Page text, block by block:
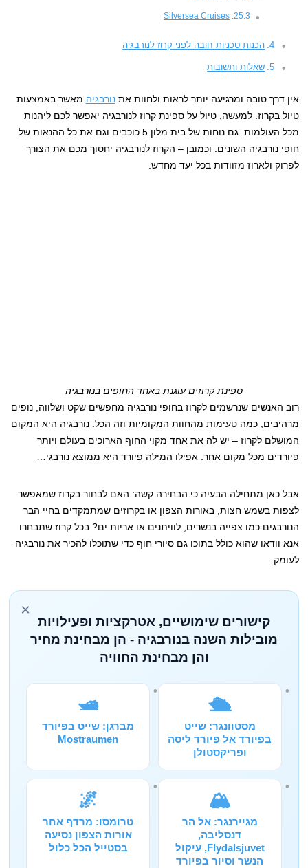
Silversea Cruises
הכנות טכניות חובה לפני קרוז לנורבגיה
שאלות ותשובות
אין דרך טובה ומרגיעה יותר לראות ולחוות אתנורבגיה מאשר באמצעות
טיול בקרוז. למעשה, טיול על ספינת קרוז לנורבגיה יאפשר לכם ליהנות
מכל העולמות: גם נוחות של בית מלון 5 כוכבים וגם את כל ההנאות של
חופי נורבגיה השונים. וכמובן – הקרוז לנורבגיה יחסוך מכם את הצורך
לפרוק ולארוז מזוודות בכל יעד מחדש.
ספינת קרוזים עוגנת באחד החופים בנורבגיה
רוב האנשים שנרשמים לקרוז בחופי נורבגיה מחפשים שקט ושלווה, נופים
מרהיבים, כמה טעימות מהחוות המקומיות וזה הכל. נורבגיה היא המקום
המושלם לקרוז – יש לה את אחד מקוי החוף הארוכים בעולם ויותר
פיורדים מכל מקום אחר. אפילו המילה פיורד היא ממוצא נורבגי…
אבל כאן מתחילה הבעיה כי הבחירה קשה: האם לבחור בקרוז שמאפשר
לצפות בשמש חצות, באורות הצפון או בקרוזים שמתמקדים בחיי הבר
הנורבגים כמו צפייה בנשרים, לוויתנים או אריות ים? בכל קרוז שתבחרו
אנא וודאו שהוא כולל בתוכו גם סיורי חוף כדי שתוכלו להכיר את נורבגיה
לעומק.
×
קישורים שימושיים, אטרקציות ופעילויות
מובילות השנה בנורבגיה - הן מבחינת מחיר
והן מבחינת החוויה
🛳️
מסטוונגר: שייט
בפיורד אל פיורד ליסה
ופריקסטולן
🛥️
מברגן: שייט בפיורד
Mostraumen
🏔️
מגיירנגר: אל הר
דנסליבה,
Flydalsjuvet, עיקול
הנשר וסיור בפיורד
🌌
טרומסו: מרדף אחר
אורות הצפון נסיעה
בסטייל הכל כלול